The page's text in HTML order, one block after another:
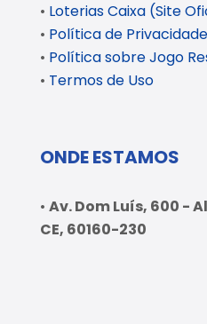
• Loterias Caixa (Site
• Política de Privacidade
• Política sobre Jogo
• Termos de Uso
ONDE ESTAMOS
• Av. Dom Luís, 600 -
CE, 60160-230